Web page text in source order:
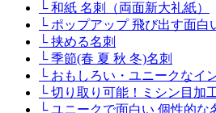
└ 和紙 名刺（両面新大礼紙）
└ ポップアップ 飛び出す面白
└ 挟める名刺
└ 季節(春 夏 秋 冬)名刺
└ おもしろい・ユニークなイ
└ 切り取り可能！ミシン目加
└ ユニークで面白い 個性的な